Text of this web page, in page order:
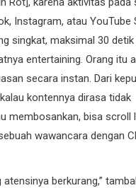
Instagram, atau YouTube
singkat, maksimal 30
entertaining. Orang itu
secara instan. Dari
kontennya dirasa tidak
membosankan, bisa scroll
wawancara dengan
berkurang,”